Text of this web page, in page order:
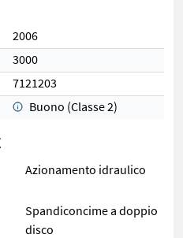
2006
3000
7121203
Buono (Classe 2)
Azionamento idraulico
Spandiconcime a doppio
disco